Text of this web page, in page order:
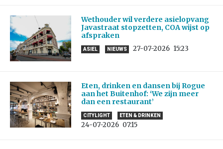
Wethouder wil verdere asielopvang
Javastraat stopzetten, COA wijst op
afspraken
ASIEL NIEUWS 27-07-2026 15:23
Eten, drinken en dansen bij Rogue
aan het Buitenhof: ‘We zijn meer
dan een restaurant’
CITYLIGHT ETEN & DRINKEN
24-07-2026 07:15